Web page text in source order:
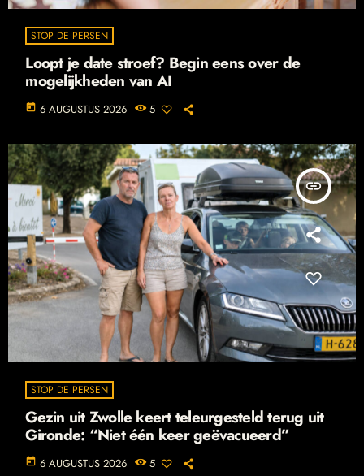
STOP DE PERSEN
Loopt je date stroef? Begin eens over de
mogelijkheden van AI
today 6 AUGUSTUS 2026 5
insert_link
STOP DE PERSEN
Gezin uit Zwolle keert teleurgesteld terug uit
Gironde: “Niet één keer geëvacueerd”
today 6 AUGUSTUS 2026 5